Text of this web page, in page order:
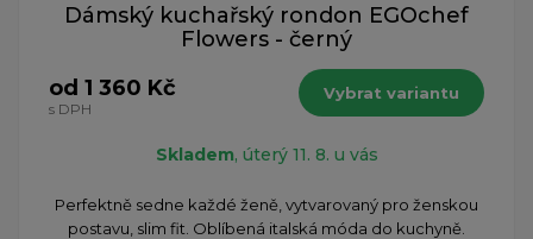
Dámský kuchařský rondon EGOchef
Flowers - černý
od 1 360 Kč
s DPH
Vybrat variantu
Skladem, úterý 11. 8. u vás
Perfektně sedne každé ženě, vytvarovaný pro ženskou
postavu, slim fit. Oblíbená italská móda do kuchyně.